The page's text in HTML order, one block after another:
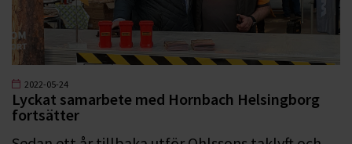
2022-05-24
Lyckat samarbete med Hornbach Helsingborg
fortsätter